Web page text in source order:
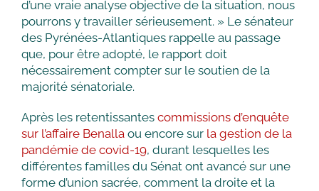
d’une vraie analyse objective de la situation, nous
pourrons y travailler sérieusement. » Le sénateur
des Pyrénées-Atlantiques rappelle au passage
que, pour être adopté, le rapport doit
nécessairement compter sur le soutien de la
majorité sénatoriale.
Après les retentissantes commissions d’enquête
sur l’affaire Benallaou encore sur la gestion de la
pandémie de covid-19, durant lesquelles les
différentes familles du Sénat ont avancé sur une
forme d’union sacrée, comment la droite et la